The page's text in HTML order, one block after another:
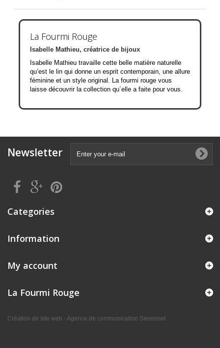
La Fourmi Rouge
Isabelle Mathieu, créatrice de bijoux
Isabelle Mathieu travaille cette belle matière naturelle
qu’est le lin qui donne un esprit contemporain, une allure
féminine et un style original. La fourmi rouge vous
laisse découvrir la collection qu´elle a faite pour vous.
Newsletter
Categories
Information
My account
La Fourmi Rouge
Création de site web - Agence de communication Stereonet